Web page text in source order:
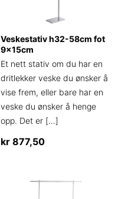
på
produktsiden
Veskestativ h32-58cm fot
9x15cm
Et nett stativ om du har en
dritlekker veske du ønsker å
vise frem, eller bare har en
veske du ønsker å henge
opp. Det er[…]
kr877,50